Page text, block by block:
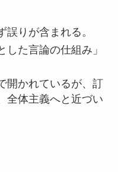
誤りが含まれる。
た言論の仕組み」
開かれているが、訂
全体主義へと近づい